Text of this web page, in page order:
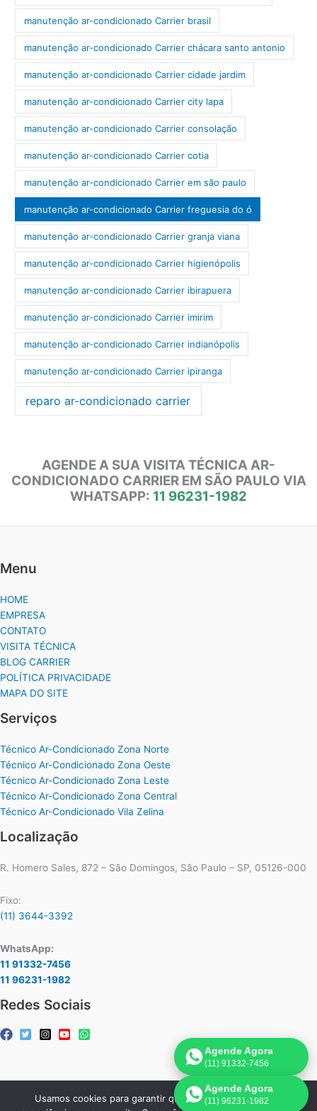
manutenção ar-condicionado Carrier brasil
manutenção ar-condicionado Carrier chácara santo antonio
manutenção ar-condicionado Carrier cidade jardim
manutenção ar-condicionado Carrier city lapa
manutenção ar-condicionado Carrier consolação
manutenção ar-condicionado Carrier cotia
manutenção ar-condicionado Carrier em são paulo
manutenção ar-condicionado Carrier freguesia do ó
manutenção ar-condicionado Carrier granja viana
manutenção ar-condicionado Carrier higienópolis
manutenção ar-condicionado Carrier ibirapuera
manutenção ar-condicionado Carrier imirim
manutenção ar-condicionado Carrier indianópolis
manutenção ar-condicionado Carrier ipiranga
reparo ar-condicionado carrier
AGENDE A SUA VISITA TÉCNICA AR-
CONDICIONADO CARRIER EM SÃO PAULO VIA
WHATSAPP: 11 96231-1982
Menu
HOME
EMPRESA
CONTATO
VISITA TÉCNICA
BLOG CARRIER
POLÍTICA PRIVACIDADE
MAPA DO SITE
Serviços
Técnico Ar-Condicionado Zona Norte
Técnico Ar-Condicionado Zona Oeste
Técnico Ar-Condicionado Zona Leste
Técnico Ar-Condicionado Zona Central
Técnico Ar-Condicionado Vila Zelina
Localização
R. Homero Sales, 872 – São Domingos, São Paulo – SP, 05126-000
Fixo:
(11) 3644-3392
WhatsApp:
11 91332-7456
11 96231-1982
Redes Sociais
Copyright © 2026 Assistência Técnica Ar-Condicionado Carrier |
Agende Agora
(11) 91332-7456
Agende Agora
(11) 96231-1982
Usamos cookies para garantir que oferecemos a melhor